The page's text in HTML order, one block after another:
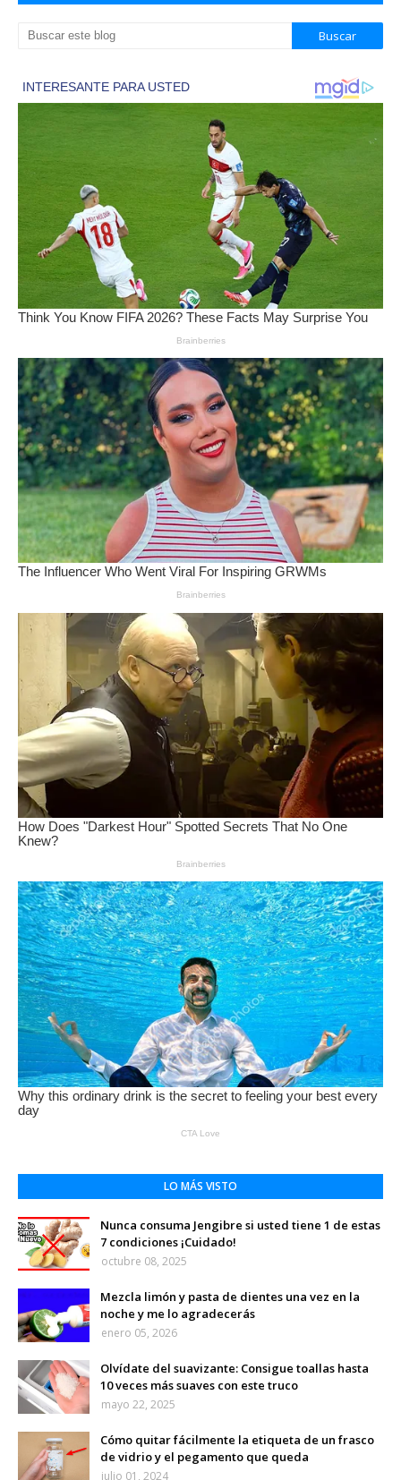
LO MÁS VISTO
Nunca consuma Jengibre si usted tiene 1 de estas
7 condiciones ¡Cuidado!
octubre 08, 2025
Mezcla limón y pasta de dientes una vez en la
noche y me lo agradecerás
enero 05, 2026
Olvídate del suavizante: Consigue toallas hasta
10 veces más suaves con este truco
mayo 22, 2025
Cómo quitar fácilmente la etiqueta de un frasco
de vidrio y el pegamento que queda
julio 01, 2024